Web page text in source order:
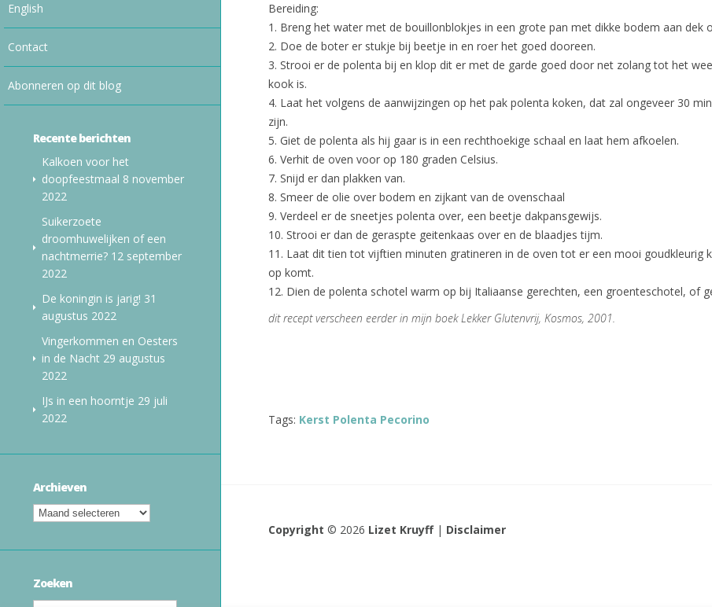
English
Contact
Abonneren op dit blog
Recente berichten
Kalkoen voor het
doopfeestmaal 8 november
2022
Suikerzoete
droomhuwelijken of een
nachtmerrie? 12 september
2022
De koningin is jarig! 31
augustus 2022
Vingerkommen en Oesters
in de Nacht 29 augustus
2022
IJs in een hoorntje 29 juli
2022
Archieven
Zoeken
Bereiding:
1. Breng het water met de bouillonblokjes in een grote pan met dikke bodem aan dek
2. Doe de boter er stukje bij beetje in en roer het goed dooreen.
3. Strooi er de polenta bij en klop dit er met de garde goed door net zolang tot het
kook is.
4. Laat het volgens de aanwijzingen op het pak polenta koken, dat zal ongeveer 30
zijn.
5. Giet de polenta als hij gaar is in een rechthoekige schaal en laat hem afkoelen.
6. Verhit de oven voor op 180 graden Celsius.
7. Snijd er dan plakken van.
8. Smeer de olie over bodem en zijkant van de ovenschaal
9. Verdeel er de sneetjes polenta over, een beetje dakpansgewijs.
10. Strooi er dan de geraspte geitenkaas over en de blaadjes tijm.
11. Laat dit tien tot vijftien minuten gratineren in de oven tot er een mooi goudkleurig
op komt.
12. Dien de polenta schotel warm op bij Italiaanse gerechten, een groenteschotel, of
dit recept verscheen eerder in mijn boek Lekker Glutenvrij, Kosmos, 2001.
Tags: Kerst Polenta Pecorino
Copyright © 2026 Lizet Kruyff| Disclaimer